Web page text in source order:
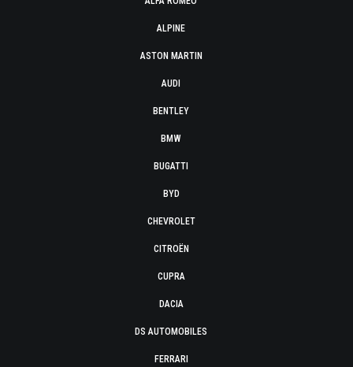
ALPINE
ASTON MARTIN
AUDI
BENTLEY
BMW
BUGATTI
BYD
CHEVROLET
CITROËN
CUPRA
DACIA
DS AUTOMOBILES
FERRARI